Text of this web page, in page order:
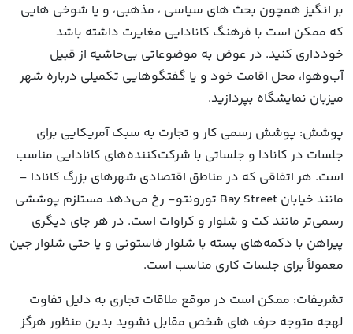
بر انگیز همچون بحث های سیاسی ، مذهبی، و یا شوخی هایی
که ممکن است با فرهنگ کانادایی مغایرت داشته باشد
خودداری کنید. در عوض به موضوعاتی بی‌حاشیه از قبیل
آب‌وهوا، محل اقامت خود و یا گفتگوهایی تکمیلی درباره شهر
میزبان نمایشگاه بپردازید.
پوشش: پوشش رسمی کار و تجارت به سبک آمریکایی برای
جلسات در کانادا و جلساتی با شرکت‌کننده‌های کانادایی مناسب
است. هر اتفاقی که در مناطق اقتصادی شهر‌های بزرگ کانادا –
مانند خیابان Bay Street تورونتو- رخ می‌دهد مستلزم پوششی
رسمی‌تر مانند کت و شلوار و کراوات است. در هر جای دیگری
پیراهن با دکمه‌های بسته با شلوار فاستونی و یا حتی شلوار جین
معمولاً برای جلسات کاری مناسب است.
تشریفات: ممکن است در موقع ملاقات تجاری به دلیل تفاوت
لهجه متوجه حرف های شخص مقابل نشوید بدین منظور هرگز